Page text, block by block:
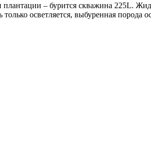
– бурится скважина 225L.
осветляется, выбуренная порода